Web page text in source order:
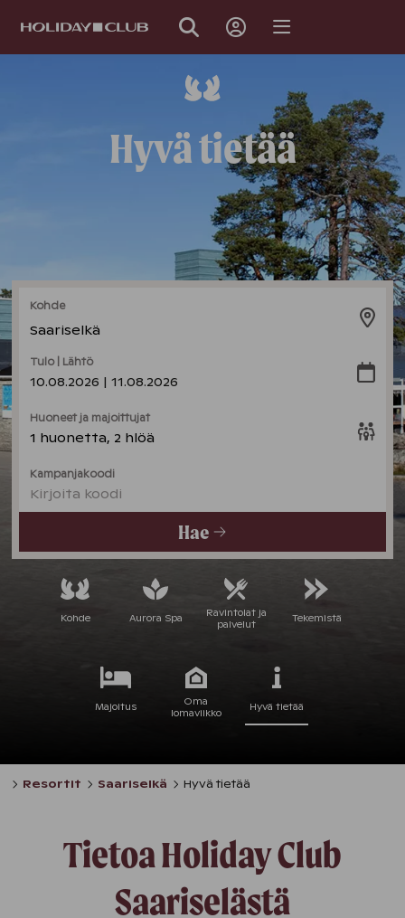
Kohde
Saariselkä
Huoneet ja majoittujat
1 huonetta, 2 hlöä
Tulo | Lähtö
10.08.2026 | 11.08.2026
Kampanjakoodi
Kirjoita koodi
Hae
Hyvä tietää
Kohde Aurora Spa
Ravintolat ja
palvelut
Tekemistä
Majoitus
Oma
lomaviikko
Hyvä tietää
Resortit Saariselkä Hyvä tietää
Tietoa Holiday Club
Saariselästä